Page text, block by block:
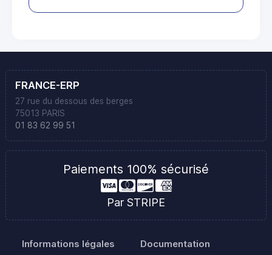
FRANCE-ERP
27 rue du dessous des berges
75013 PARIS
01 83 62 99 51
Paiements 100% sécurisé
Par STRIPE
Informations légales Documentation